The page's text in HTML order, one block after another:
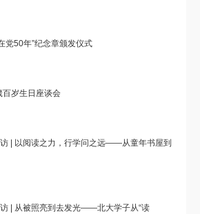
党50年”纪念章颁发仪式
百岁生日座谈会
访 | 以阅读之力，行学问之远——从童年书屋到
访 | 从被照亮到去发光——北大学子从“读